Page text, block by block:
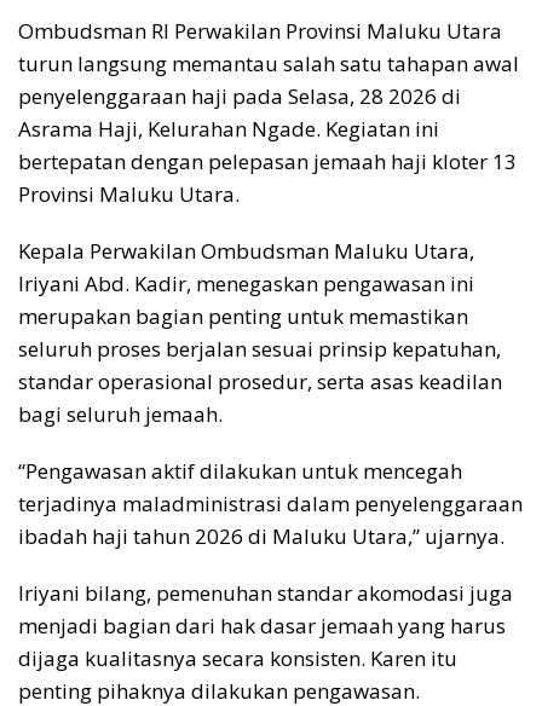
Ombudsman RI Perwakilan Provinsi Maluku Utara
turun langsung memantau salah satu tahapan awal
penyelenggaraan haji pada Selasa, 28 2026 di
Asrama Haji, Kelurahan Ngade. Kegiatan ini
bertepatan dengan pelepasan jemaah haji kloter 13
Provinsi Maluku Utara.
Kepala Perwakilan Ombudsman Maluku Utara,
Iriyani Abd. Kadir, menegaskan pengawasan ini
merupakan bagian penting untuk memastikan
seluruh proses berjalan sesuai prinsip kepatuhan,
standar operasional prosedur, serta asas keadilan
bagi seluruh jemaah.
“Pengawasan aktif dilakukan untuk mencegah
terjadinya maladministrasi dalam penyelenggaraan
ibadah haji tahun 2026 di Maluku Utara,” ujarnya.
Iriyani bilang, pemenuhan standar akomodasi juga
menjadi bagian dari hak dasar jemaah yang harus
dijaga kualitasnya secara konsisten. Karen itu
penting pihaknya dilakukan pengawasan.